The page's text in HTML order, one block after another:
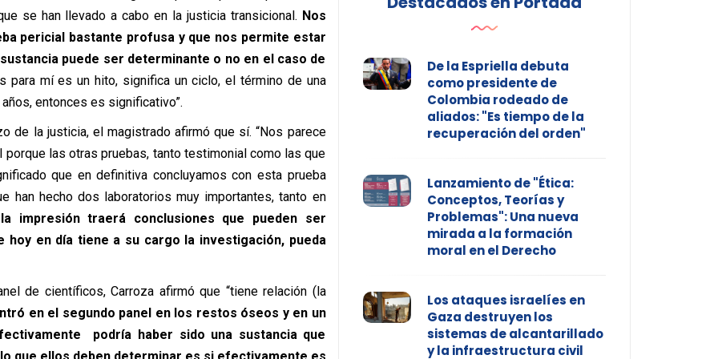
se han llevado a cabo en la justicia transicional. Nos
pericial bastante profusa y que nos permite estar
puede ser determinante o no en el caso de
para mí es un hito, significa un ciclo, el término de una
entonces es significativo”.
de la justicia, el magistrado afirmó que sí. “Nos parece
las otras pruebas, tanto testimonial como las que
que en definitiva concluyamos con esta prueba
han hecho dos laboratorios muy importantes, tanto en
impresión traerá conclusiones que pueden ser
en día tiene a su cargo la investigación, pueda
de científicos, Carroza afirmó que “tiene relación (la
en el segundo panel en los restos óseos y en un
podría haber sido una sustancia que
De la Espriella debuta
como presidente de
Colombia rodeado de
aliados: "Es tiempo de la
recuperación del orden"
Lanzamiento de "Ética:
Conceptos, Teorías y
Problemas": Una nueva
mirada a la formación
moral en el Derecho
Los ataques israelíes en
Gaza destruyen los
sistemas de alcantarillado
y la infraestructura civil